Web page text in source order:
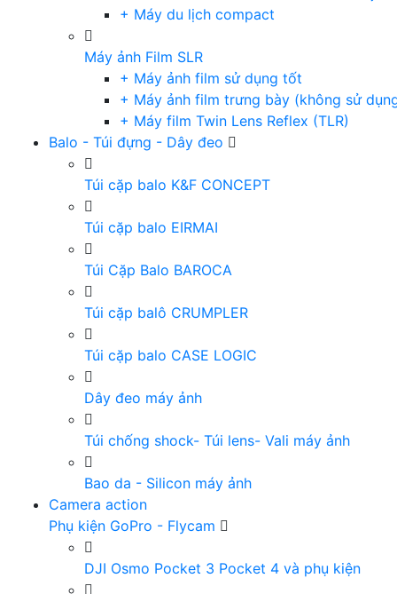
+ Máy du lịch compact
Máy ảnh Film SLR
+ Máy ảnh film sử dụng tốt
+ Máy ảnh film trưng bày (không sử
+ Máy film Twin Lens Reflex (TLR)
Balo - Túi đựng - Dây đeo
Túi cặp balo K&F CONCEPT
Túi cặp balo EIRMAI
Túi Cặp Balo BAROCA
Túi cặp balô CRUMPLER
Túi cặp balo CASE LOGIC
Dây đeo máy ảnh
Túi chống shock- Túi lens- Vali máy ảnh
Bao da - Silicon máy ảnh
Camera action
Phụ kiện GoPro - Flycam
DJI Osmo Pocket 3 Pocket 4 và phụ kiện